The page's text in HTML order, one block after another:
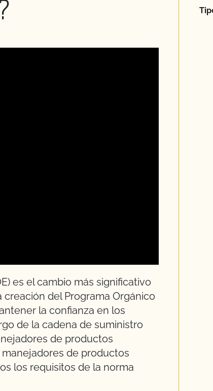
es el cambio más significativo
del Programa Orgánico
la confianza en los
de la cadena de suministro
de productos
de productos
los requisitos de la norma